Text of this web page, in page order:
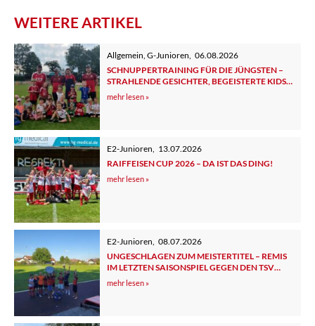
WEITERE ARTIKEL
Allgemein,G-Junioren, 06.08.2026
SCHNUPPERTRAINING FÜR DIE JÜNGSTEN –
STRAHLENDE GESICHTER, BEGEISTERTE KIDS
UND ELTERN
mehr lesen »
E2-Junioren
13.07.2026
RAIFFEISEN CUP 2026 – DA IST DAS DING!
mehr lesen »
E2-Junioren, 08.07.2026
UNGESCHLAGEN ZUM MEISTERTITEL – REMIS
IM LETZTEN SAISONSPIEL GEGEN DEN TSV
TUTZING 2
mehr lesen »